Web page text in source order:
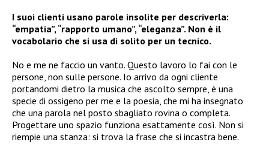
I suoi clienti usano parole insolite per descriverla:
“empatia”, “rapporto umano”, “eleganza”. Non è il
vocabolario che si usa di solito per un tecnico.
No e me ne faccio un vanto. Questo lavoro lo fai con le
persone, non sulle persone. Io arrivo da ogni cliente
portandomi dietro la musica che ascolto sempre, è una
specie di ossigeno per me e la poesia, che mi ha insegnato
che una parola nel posto sbagliato rovina o completa.
Progettare uno spazio funziona esattamente così. Non si
riempie una stanza: si trova la frase che si incastra bene.